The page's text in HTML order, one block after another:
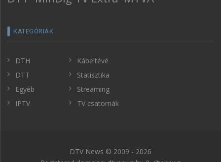
KATEGÓRIÁK
DTH
DTT
Egyéb
IPTV
Kábeltévé
Statisztika
Streaming
TV csatornák
DTV News © 2009 - 2026